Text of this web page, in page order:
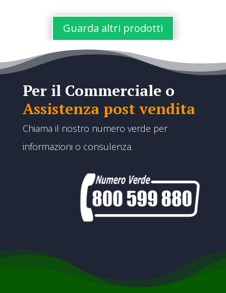
Guarda altri prodotti
Per il Commerciale o
Assistenza post vendita
Chiama il nostro numero verde per
informazioni o consulenza.